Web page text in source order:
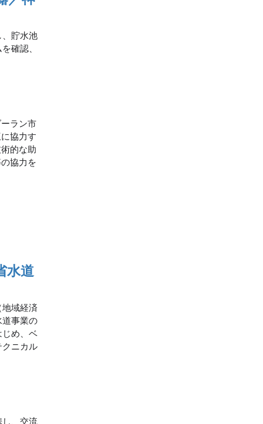
貯水池
確認、
ラン市
協力す
的な助
協力を
水道
域経済
事業の
め、ベ
ニカル
、交流